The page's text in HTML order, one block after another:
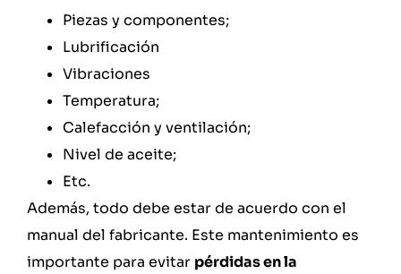
Piezas y componentes;
Lubrificación
Vibraciones
Temperatura;
Calefacción y ventilación;
Nivel de aceite;
Etc.
Además, todo debe estar de acuerdo con el
manual del fabricante. Este mantenimiento es
importante para evitar pérdidas en la